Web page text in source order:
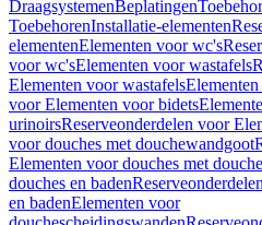
DraagsystemenBeplatingen
ToebehorenInstallatie-elementen
elementenElementen voor wc's
voor wc'sElementen voor wastafels
Elementen voor wastafels
voor Elementen voor bidets
urinoirsReserveonderdelen voor
voor douches met douchewandgoot
Elementen voor douches met
douches en baden
en badenElementen voor